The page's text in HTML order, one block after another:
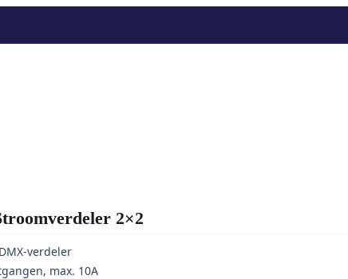
2×2
verdeler
max. 10A